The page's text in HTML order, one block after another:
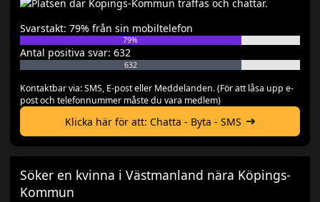
Svarstakt: 79% från sin mobiltelefon
79%
Antal positiva svar: 632
632
Kontaktbar via: SMS, E-post eller Meddelanden. (För att låsa upp e-
post och telefonnummer måste du vara medlem)
Klicka här för att: Chatta - Byta - SMS
Söker en kvinna i Västmanland nära Köpings-
Kommun